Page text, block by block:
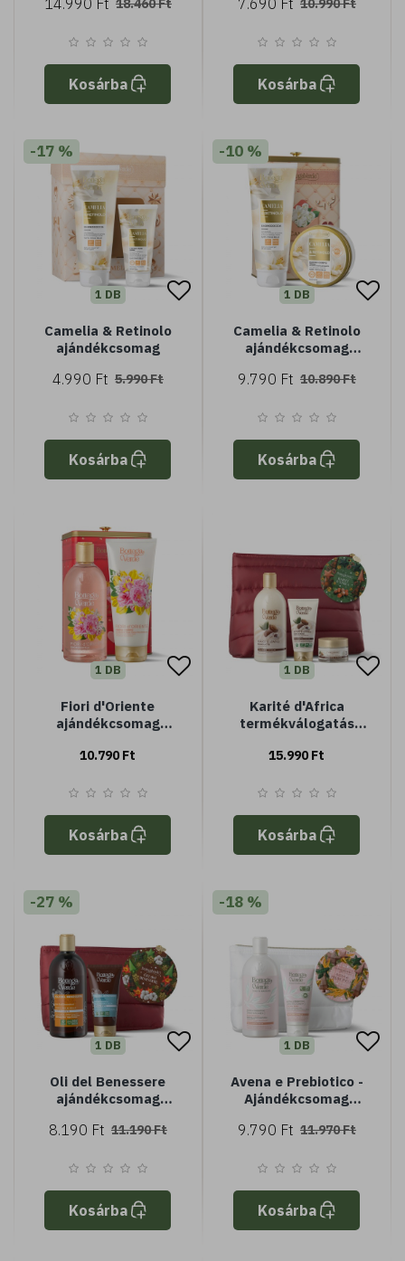
18.460 Ft
Kosárba
bőrre10.990 Ft
Kosárba
-17 %
1 DB
Camelia & Retinolo
ajándékcsomag
4.990 Ft 5.990 Ft
Kosárba
-10 %
1 DB
Camelia & Retinolo
ajándékcsomag
9.790 Ft 10.890 Ft
Kosárba
1 DB
Fiori d'Oriente
ajándékcsomag
10.790 Ft
Kosárba
1 DB
Karité d'Africa
termékválogatás
15.990 Ft
Kosárba
-27 %
1 DB
Oli del Benessere
ajándékcsomag
8.190 Ft 11.190 Ft
Kosárba
-18 %
1 DB
Avena e Prebiotico -
Ajándékcsomag
9.790 Ft 11.970 Ft
Kosárba